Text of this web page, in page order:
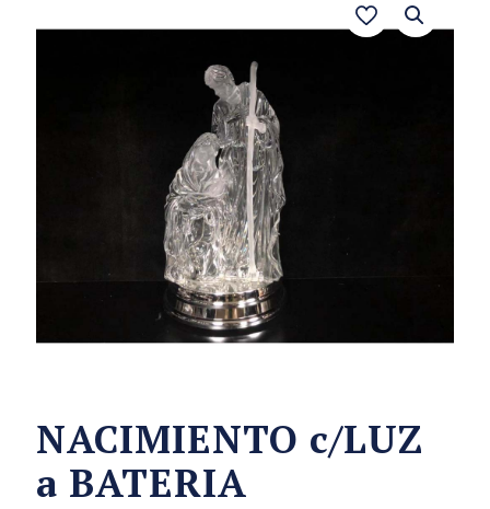
NACIMIENTO c/LUZ
a BATERIA